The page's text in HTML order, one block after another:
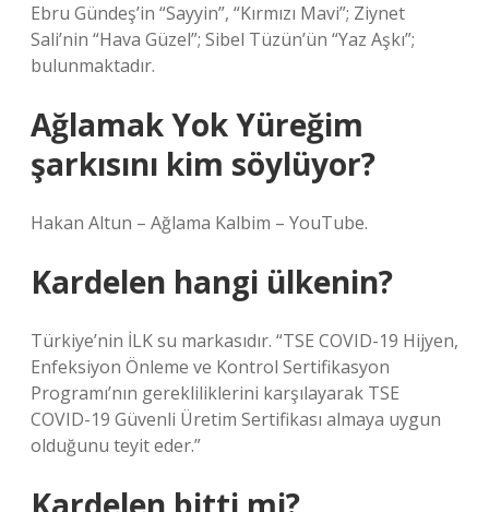
Ebru Gündeş’in “Sayyin”, “Kırmızı Mavi”; Ziynet
Sali’nin “Hava Güzel”; Sibel Tüzün’ün “Yaz Aşkı”;
bulunmaktadır.
Ağlamak Yok Yüreğim
şarkısını kim söylüyor?
Hakan Altun – Ağlama Kalbim – YouTube.
Kardelen hangi ülkenin?
Türkiye’nin İLK su markasıdır. “TSE COVID-19 Hijyen,
Enfeksiyon Önleme ve Kontrol Sertifikasyon
Programı’nın gerekliliklerini karşılayarak TSE
COVID-19 Güvenli Üretim Sertifikası almaya uygun
olduğunu teyit eder.”